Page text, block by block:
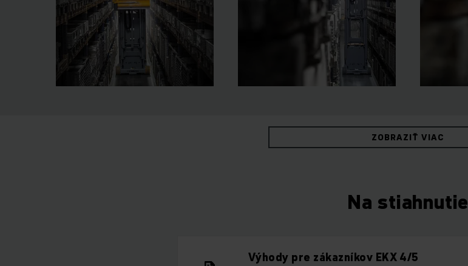
ZOBRAZIŤ VIAC
Na stiahnutie
Výhody pre zákazníkov EKX 4/5